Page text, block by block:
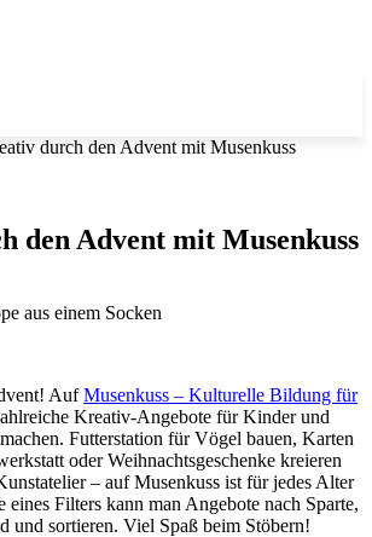
durch den Advent mit Musenkuss
den Advent mit Musenkuss
AufMusenkuss – Kulturelle Bildung für
Kreativ-Angebote für Kinder und
Futterstation für Vögel bauen, Karten
oder Weihnachtsgeschenke kreieren
– auf Musenkuss ist für jedes Alter
Filters kann man Angebote nach Sparte,
und sortieren. Viel Spaß beim Stöbern!